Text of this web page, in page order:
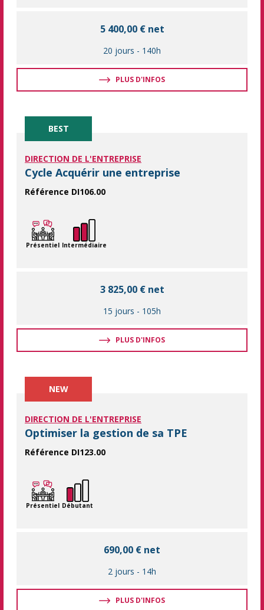
5 400,00 € net
20 jours - 140h
PLUS D'INFOS
BEST
DIRECTION DE L'ENTREPRISE
Cycle Acquérir une entreprise
Référence DI106.00
Présentiel Intermédiaire
3 825,00 € net
15 jours - 105h
PLUS D'INFOS
NEW
DIRECTION DE L'ENTREPRISE
Optimiser la gestion de sa TPE
Référence DI123.00
Présentiel Débutant
690,00 € net
2 jours - 14h
PLUS D'INFOS